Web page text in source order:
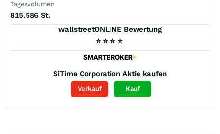
Tagesvolumen
815.586 St.
wallstreetONLINE Bewertung
⭐ ⭐ ⭐ ⭐
SiTime Corporation Aktie kaufen
Verkauf Kauf